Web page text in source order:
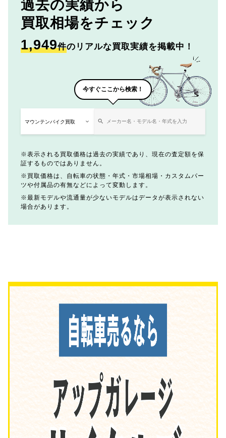
過去の実績から
買取相場をチェック
1,949件のリアルな買取実績を掲載中！
今すぐここから検索！
表示される買取価格は過去の実績であり、現在の査定額を保
証するものではありません。
買取価格は、自転車の状態・年式・市場相場・カスタムパー
ツや付属品の有無などによって変動します。
最新モデルや流通量が少ないモデルはデータが表示されない
場合があります。